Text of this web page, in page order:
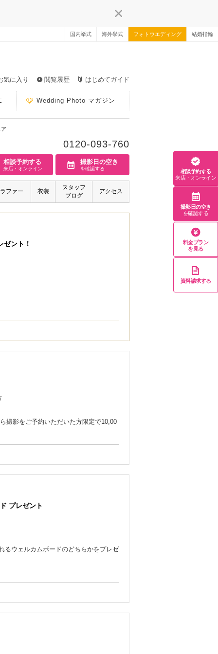
国内挙式 海外挙式 フォトウエディング 結婚指輪
気に入り 閲覧履歴 はじめてガイド
Wedding Photo マガジン
0120-093-760
相談予約する
来店・オンライン
撮影日の空き
を確認する
ファー 衣装
スタッフ
ブログ
アクセス
ゼント！
ン相談時）にお申込みをいただいた
適用となります
ドのみお選びいただけます
さい
撮影をご予約いただいた方限定で10,00
プレゼント
るウェルカムボードのどちらかをプレゼ
にお申込みをいただいた方」、もしくは
相談予約する
来店・オンライン
撮影日の空き
を確認する
料金プラン
を見る
資料請求する